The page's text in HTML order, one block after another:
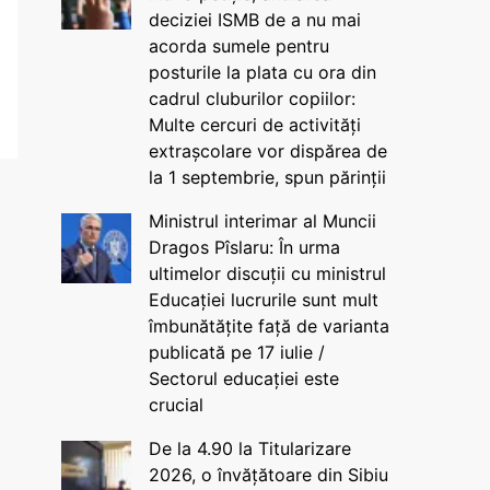
deciziei ISMB de a nu mai
acorda sumele pentru
posturile la plata cu ora din
cadrul cluburilor copiilor:
Multe cercuri de activități
extrașcolare vor dispărea de
la 1 septembrie, spun părinții
Ministrul interimar al Muncii
Dragos Pîslaru: În urma
ultimelor discuții cu ministrul
Educației lucrurile sunt mult
îmbunătățite față de varianta
publicată pe 17 iulie /
Sectorul educației este
crucial
De la 4.90 la Titularizare
2026, o învățătoare din Sibiu